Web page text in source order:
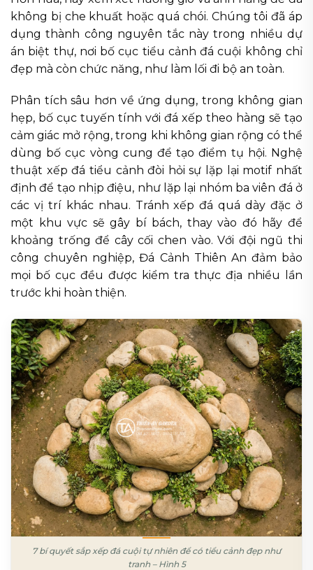
không bị che khuất hoặc quá chói. Chúng tôi đã áp
dụng thành công nguyên tắc này trong nhiều dự
án biệt thự, nơi bố cục tiểu cảnh đá cuội không chỉ
đẹp mà còn chức năng, như làm lối đi bộ an toàn.
Phân tích sâu hơn về ứng dụng, trong không gian
hẹp, bố cục tuyến tính với đá xếp theo hàng sẽ tạo
cảm giác mở rộng, trong khi không gian rộng có thể
dùng bố cục vòng cung để tạo điểm tụ hội. Nghệ
thuật xếp đá tiểu cảnh đòi hỏi sự lặp lại motif nhất
định để tạo nhịp điệu, như lặp lại nhóm ba viên đá ở
các vị trí khác nhau. Tránh xếp đá quá dày đặc ở
một khu vực sẽ gây bí bách, thay vào đó hãy để
khoảng trống để cây cối chen vào. Với đội ngũ thi
công chuyên nghiệp, Đá Cảnh Thiên An đảm bảo
mọi bố cục đều được kiểm tra thực địa nhiều lần
trước khi hoàn thiện.
7 bí quyết sắp xếp đá cuội tự nhiên để có tiểu cảnh đẹp như
tranh – Hình 5